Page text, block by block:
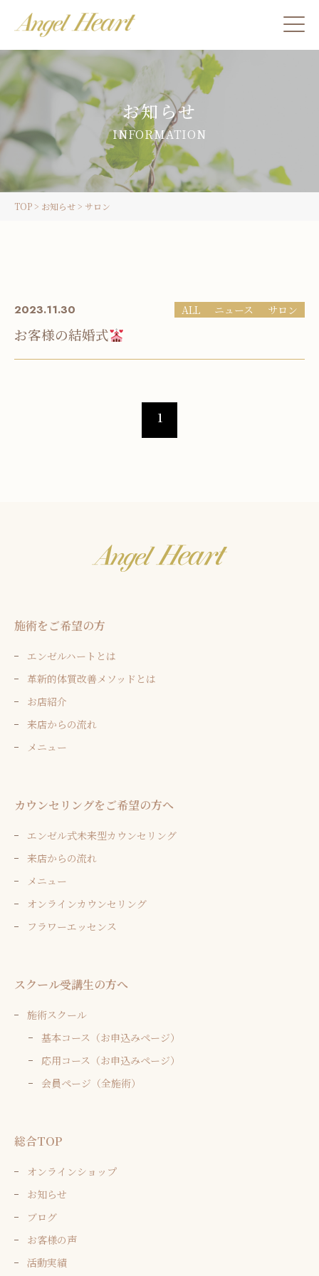
施術をご希望の方
カウンセリングをご希望の方へ
スクール受講生の方へ
お問い合わせ
お知らせ
INFORMATION
TOP> お知らせ> サロン
2023.11.30 ALL ニュース サロン
お客様の結婚式
1
施術をご希望の方
エンゼルハートとは
革新的体質改善メソッドとは
お店紹介
来店からの流れ
メニュー
カウンセリングをご希望の方へ
エンゼル式未来型カウンセリング
来店からの流れ
メニュー
オンラインカウンセリング
フラワーエッセンス
スクール受講生の方へ
施術スクール
基本コース（お申込みページ）
応用コース（お申込みページ）
会員ページ（全施術）
総合TOP
オンラインショップ
お知らせ
ブログ
お客様の声
活動実績